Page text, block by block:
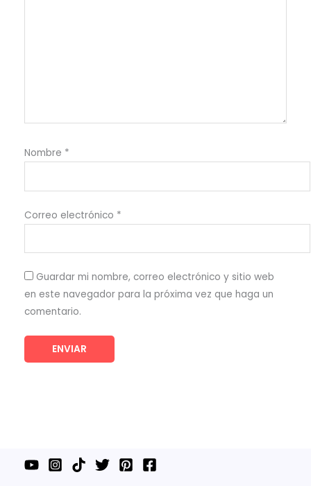
Nombre *
Correo electrónico *
Guardar mi nombre, correo electrónico y sitio web
en este navegador para la próxima vez que haga un
comentario.